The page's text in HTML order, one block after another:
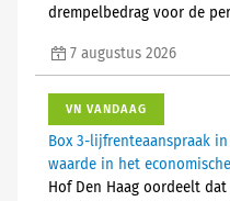
drempelbedrag voor de
7 augustus 2026
VN VANDAAG
Box 3-lijfrenteaanspraak
waarde in het
Hof Den Haag oordeelt